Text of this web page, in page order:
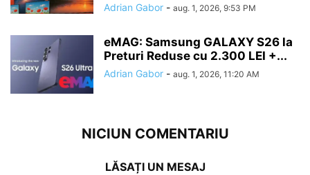
Adrian Gabor - aug. 1, 2026, 9:53 PM
eMAG: Samsung GALAXY S26 la
Preturi Reduse cu 2.300 LEI +...
Adrian Gabor - aug. 1, 2026, 11:20 AM
NICIUN COMENTARIU
LĂSAȚI UN MESAJ